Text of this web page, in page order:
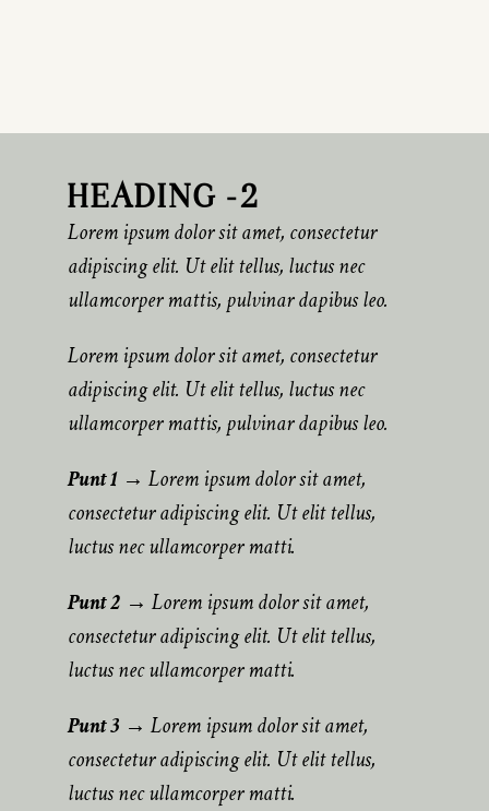
HEADING -2
Lorem ipsum dolor sit amet, consectetur
adipiscing elit. Ut elit tellus, luctus nec
ullamcorper mattis, pulvinar dapibus leo.
Lorem ipsum dolor sit amet, consectetur
adipiscing elit. Ut elit tellus, luctus nec
ullamcorper mattis, pulvinar dapibus leo.
Punt 1→ Lorem ipsum dolor sit amet,
consectetur adipiscing elit. Ut elit tellus,
luctus nec ullamcorper matti.
Punt 2 → Lorem ipsum dolor sit amet,
consectetur adipiscing elit. Ut elit tellus,
luctus nec ullamcorper matti.
Punt 3 → Lorem ipsum dolor sit amet,
consectetur adipiscing elit. Ut elit tellus,
luctus nec ullamcorper matti.